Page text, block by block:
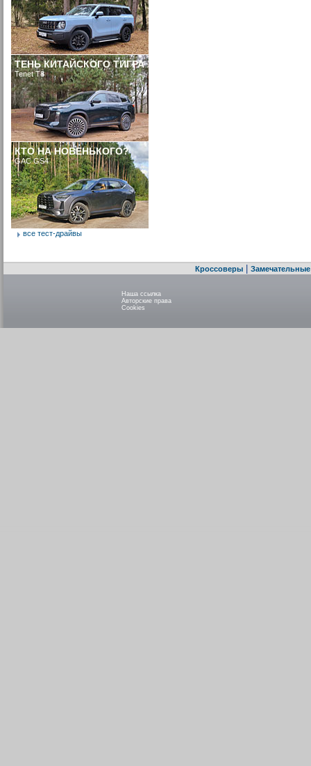
ТЕНЬ КИТАЙСКОГО ТИГРА
Tenet T8
КТО НА НОВЕНЬКОГО?
GAC GS4
все тест-драйвы
Кроссоверы|
Наша ссылка
Авторские права
Cookies